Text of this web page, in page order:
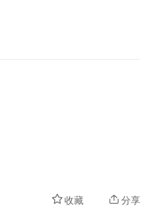
收藏 分享